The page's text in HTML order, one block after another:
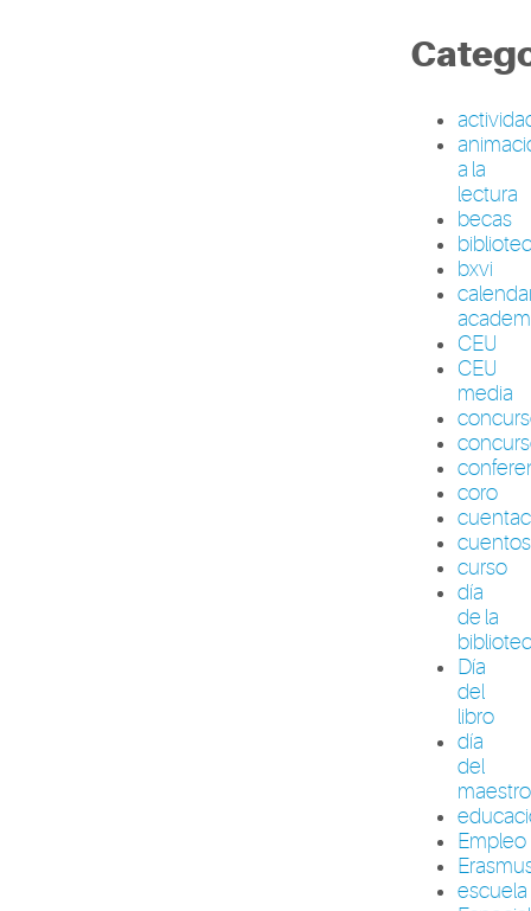
a la
lectura
becas
bxvi
CEU
CEU
media
coro
cuentos
curso
día
de la
Día
del
libro
día
del
maestro
Empleo
escuela